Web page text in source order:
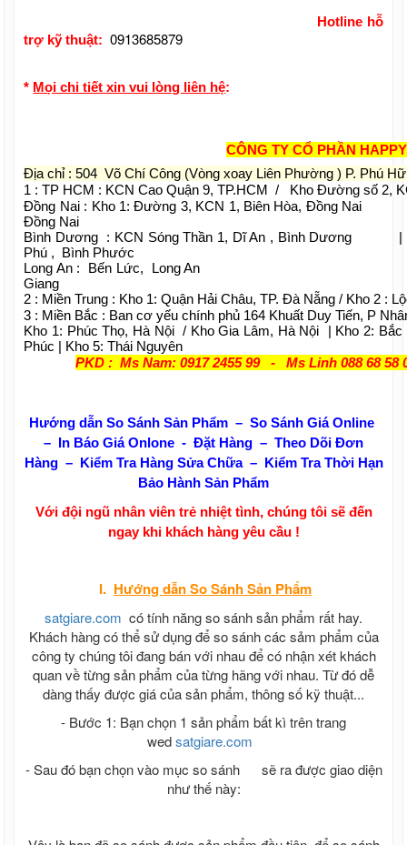
Hotline hỗ
trợ kỹ thuật:0913685879
* Mọi chi tiết xin vui lòng liên hệ:
CÔNG TY CỔ PHẦN
Địa chỉ : 504 Võ Chí Công (Vòng xoay Liên Phường ) P. Phú
1 : TP HCM : KCN Cao Quận 9, TP.HCM / Kho Đường số 2,
Đồng Nai : Kho 1: Đường 3, KCN 1, Biên Hòa, Đồng
Đồng Nai
Bình Dương : KCN Sóng Thần 1, Dĩ An , Bình
Phú , Bình Phước
Long An : Bến Lức, Long An | Kiên
Giang
2 : Miền Trung : Kho 1: Quận Hải Châu, TP. Đà Nẵng / Kho 2 :
3 : Miền Bắc : Ban cơ yếu chính phủ 164 Khuất Duy Tiến, P
Kho 1: Phúc Thọ, Hà Nội / Kho Gia Lâm, Hà Nội | Kho 2:
Phúc | Kho 5: Thái Nguyên
PKD : Ms Nam: 0917 2455 99 - Ms Linh 088 68 58
Hướng dẫn So Sánh Sản Phẩm – So Sánh Giá Online
– In Báo Giá Onlone - Đặt Hàng – Theo Dõi Đơn
Hàng – Kiểm Tra Hàng Sửa Chữa – Kiểm Tra Thời Hạn
Bảo Hành Sản Phẩm
Với đội ngũ nhân viên trẻ nhiệt tình, chúng tôi sẽ đến
ngay khi khách hàng yêu cầu !
I. Hướng dẫnSo Sánh Sản Phẩm
satgiare.com có tính năng so sánh sản phẩm rất hay.
Khách hàng có thể sử dụng để so sánh các sảm phẩm của
công ty chúng tôi đang bán với nhau để có nhận xét khách
quan về từng sản phẩm của từng hãng với nhau. Từ đó dễ
dàng thấy được giá của sản phẩm, thông số kỹ thuật...
- Bước 1: Bạn chọn 1 sản phẩm bất kì trên trang
wedsatgiare.com
- Sau đó bạn chọn vào mục so sánh
sẽ ra được giao diện
như thế này: